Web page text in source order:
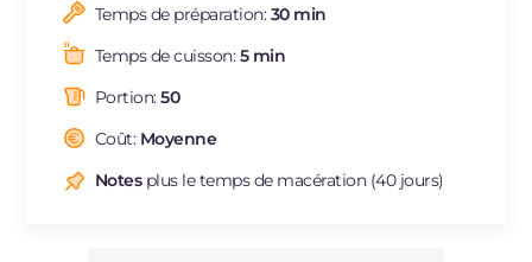
SodiumTemps de préparation:30 min
Temps de cuisson:5 min
Portion:50
Coût: Moyenne
Notesplus le temps de macération (40 jours)